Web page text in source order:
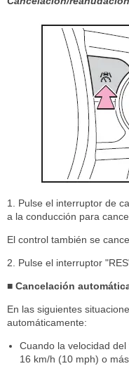
1. Pulse el interruptor de
a la conducción para
El control también se
2. Pulse el interruptor
■ Cancelación
En las siguientes
automáticamente:
Cuando la velocidad
16 km/h (10 mph) o